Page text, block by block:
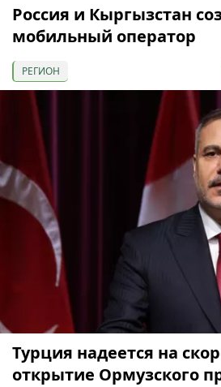
Россия и Кыргызстан
мобильный оператор
РЕГИОН
Турция надеется на
открытие Ормузского